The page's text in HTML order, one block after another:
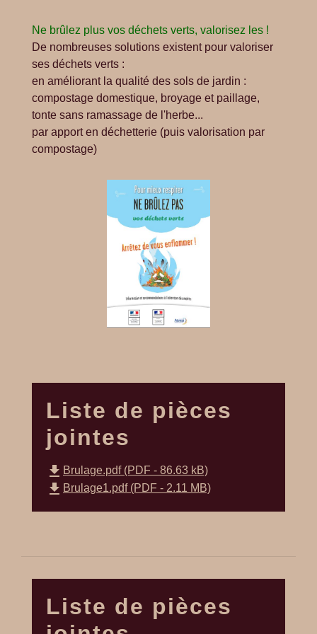
Ne brûlez plus vos déchets verts, valorisez les !
De nombreuses solutions existent pour valoriser
ses déchets verts :
en améliorant la qualité des sols de jardin :
compostage domestique, broyage et paillage,
tonte sans ramassage de l'herbe...
par apport en déchetterie (puis valorisation par
compostage)
Liste de pièces
jointes
file_download Brulage.pdf (PDF - 86.63 kB)
file_download Brulage1.pdf (PDF - 2.11 MB)
Liste de pièces